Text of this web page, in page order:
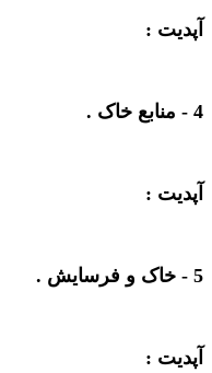
آپدیت :
4 - منابع خاک .
آپدیت :
5 - خاک و فرسایش .
آپدیت :